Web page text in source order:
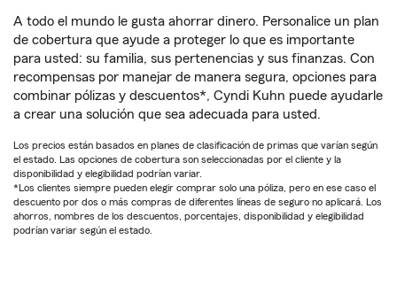
A todo el mundo le gusta ahorrar dinero. Personalice un plan
de cobertura que ayude a proteger lo que es importante
para usted: su familia, sus pertenencias y sus finanzas. Con
recompensas por manejar de manera segura, opciones para
combinar pólizas y descuentos*, Cyndi Kuhn puede ayudarle
a crear una solución que sea adecuada para usted.
Los precios están basados en planes de clasificación de primas que varían según
el estado. Las opciones de cobertura son seleccionadas por el cliente y la
disponibilidad y elegibilidad podrían variar.
*Los clientes siempre pueden elegir comprar solo una póliza, pero en ese caso el
descuento por dos o más compras de diferentes líneas de seguro no aplicará. Los
ahorros, nombres de los descuentos, porcentajes, disponibilidad y elegibilidad
podrían variar según el estado.